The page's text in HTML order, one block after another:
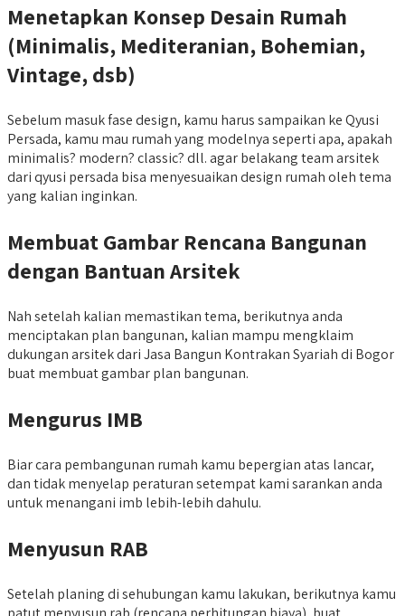
Menetapkan Konsep Desain Rumah
(Minimalis, Mediteranian, Bohemian,
Vintage, dsb)
Sebelum masuk fase design, kamu harus sampaikan ke Qyusi
Persada, kamu mau rumah yang modelnya seperti apa, apakah
minimalis? modern? classic? dll. agar belakang team arsitek
dari qyusi persada bisa menyesuaikan design rumah oleh tema
yang kalian inginkan.
Membuat Gambar Rencana Bangunan
dengan Bantuan Arsitek
Nah setelah kalian memastikan tema, berikutnya anda
menciptakan plan bangunan, kalian mampu mengklaim
dukungan arsitek dari Jasa Bangun Kontrakan Syariah di Bogor
buat membuat gambar plan bangunan.
Mengurus IMB
Biar cara pembangunan rumah kamu bepergian atas lancar,
dan tidak menyelap peraturan setempat kami sarankan anda
untuk menangani imb lebih-lebih dahulu.
Menyusun RAB
Setelah planing di sehubungan kamu lakukan, berikutnya kamu